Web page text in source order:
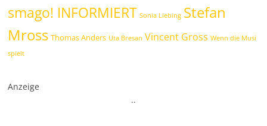
smago! INFORMIERT Sonia Liebing Stefan
Mross Thomas Anders Uta Bresan Vincent Gross Wenn die Musi
spielt
Anzeige
..